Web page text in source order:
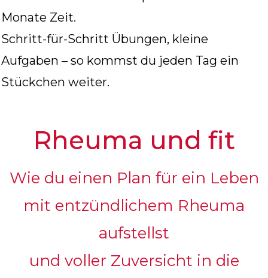
Monate Zeit.
Schritt-für-Schritt Übungen, kleine
Aufgaben – so kommst du jeden Tag ein
Stückchen weiter.
Rheuma und fit
Wie du einen Plan für ein Leben
mit entzündlichem Rheuma
aufstellst
und voller Zuversicht in die